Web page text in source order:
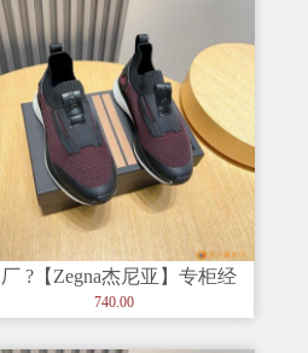
?【Zegna杰尼亚】专柜经
休闲鞋，以细节和创造力
740.00